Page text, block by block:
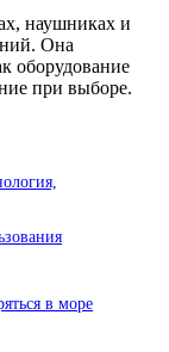
наушниках и
Она
оборудование
при выборе.
в море